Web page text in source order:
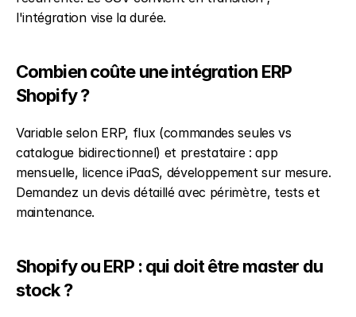
l'intégration vise la durée.
Combien coûte une intégration ERP
Shopify ?
Variable selon ERP, flux (commandes seules vs
catalogue bidirectionnel) et prestataire : app
mensuelle, licence iPaaS, développement sur mesure.
Demandez un devis détaillé avec périmètre, tests et
maintenance.
Shopify ou ERP : qui doit être master du
stock ?